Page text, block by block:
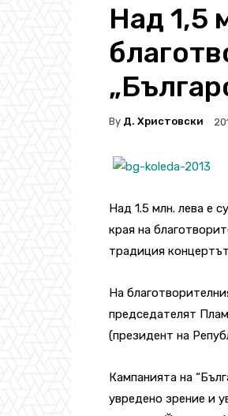
Над 1,5
By Д. Христовски
Над 1.5 млн. лева е
края на
традиция
На
председателят
(президент на
Кампанията на
увредено зрение и